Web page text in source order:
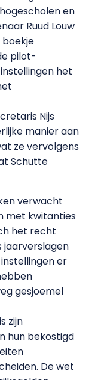
en
Ruud Louw
pilot-
het
Nijs
manier aan
ze vervolgens
Schutte
verwacht
met kwitanties
het recht
jaarverslagen
er
gesjoemel
zijn
hun bekostigd
De wet